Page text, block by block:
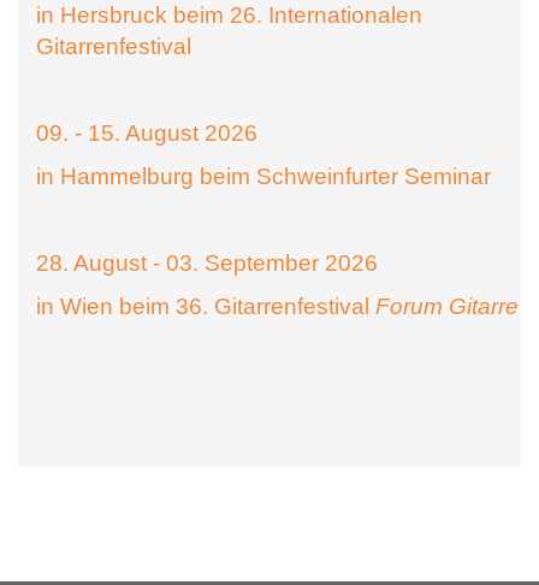
in Hersbruck beim 26. Internationalen
Gitarrenfestival
09. - 15. August 2026
in Hammelburg beim Schweinfurter Seminar
28. August - 03. September 2026
in Wien beim 36. Gitarrenfestival Forum Gitarre